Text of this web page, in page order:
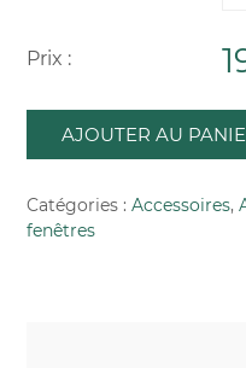
Prix :
AJOUTER AU
Catégories : Accessoires,
fenêtres